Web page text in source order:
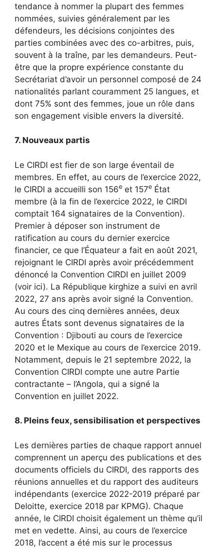
tendance à nommer la plupart des femmes
nommées, suivies généralement par les
défendeurs, les décisions conjointes des
parties combinées avec des co-arbitres, puis,
souvent à la traîne, par les demandeurs. Peut-
être que la propre expérience constante du
Secrétariat d’avoir un personnel composé de 24
nationalités parlant couramment 25 langues, et
dont 75% sont des femmes, joue un rôle dans
son engagement visible envers la diversité.
7. Nouveaux partis
Le CIRDI est fier de son large éventail de
membres. En effet, au cours de l’exercice 2022,
le CIRDI a accueilli son 156e et 157e État
membre (à la fin de l’exercice 2022, le CIRDI
comptait 164 signataires de la Convention).
Premier à déposer son instrument de
ratification au cours du dernier exercice
financier, ce que l’Équateur a fait en août 2021,
rejoignant le CIRDI après avoir précédemment
dénoncé la Convention CIRDI en juillet 2009
(voir ici). La République kirghize a suivi en avril
2022, 27 ans après avoir signé la Convention.
Au cours des cinq dernières années, deux
autres États sont devenus signataires de la
Convention : Djibouti au cours de l’exercice
2020 et le Mexique au cours de l’exercice 2019.
Notamment, depuis le 21 septembre 2022, la
Convention CIRDI compte une autre Partie
contractante – l’Angola, qui a signé la
Convention en juillet 2022.
8. Pleins feux, sensibilisation et perspectives
Les dernières parties de chaque rapport annuel
comprennent un aperçu des publications et des
documents officiels du CIRDI, des rapports des
réunions annuelles et du rapport des auditeurs
indépendants (exercice 2022-2019 préparé par
Deloitte, exercice 2018 par KPMG). Chaque
année, le CIRDI choisit également un thème qu’il
met en vedette. Ainsi, au cours de l’exercice
2018, l’accent a été mis sur le processus